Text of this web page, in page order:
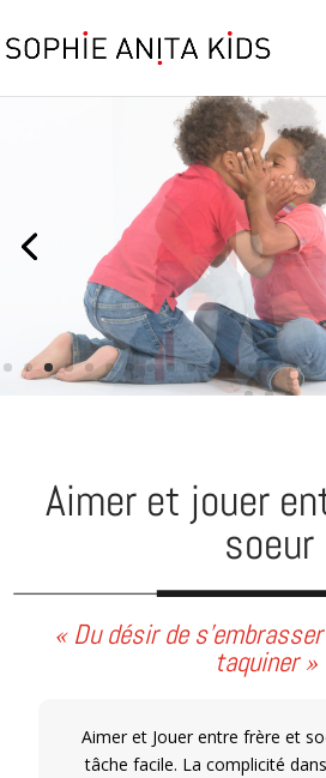
Aimer et jouer
soeur
« Du désir de
taquiner »
Aimer et Jouer entre frère et
tâche facile. La complicité